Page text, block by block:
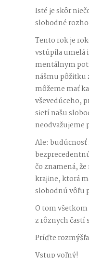
Isté je skôr
slobodné
Tento rok je
vstúpila umelá
mentálnym
nášmu pôžitku
môžeme mať
vševedúceho,
sietí našu
neodvažujeme
Ale: budúcnosť
čo znamená,
krajine, ktorá
slobodnú vôľu
O tom
z rôznych častí
Príďte
Vstup voľný!